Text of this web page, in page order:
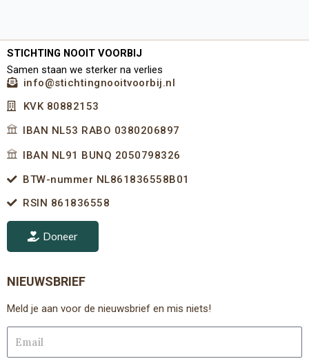
STICHTING NOOIT VOORBIJ
Samen staan we sterker na verlies
info@stichtingnooitvoorbij.nl
KVK 80882153
IBAN NL53 RABO 0380206897
IBAN NL91 BUNQ 2050798326
BTW-nummer NL861836558B01
RSIN 861836558
Doneer
NIEUWSBRIEF
Meld je aan voor de nieuwsbrief en mis niets!